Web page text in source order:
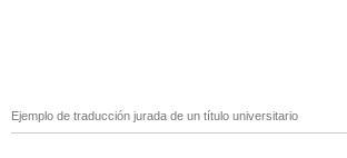
Ejemplo de traducción jurada de un título universitario